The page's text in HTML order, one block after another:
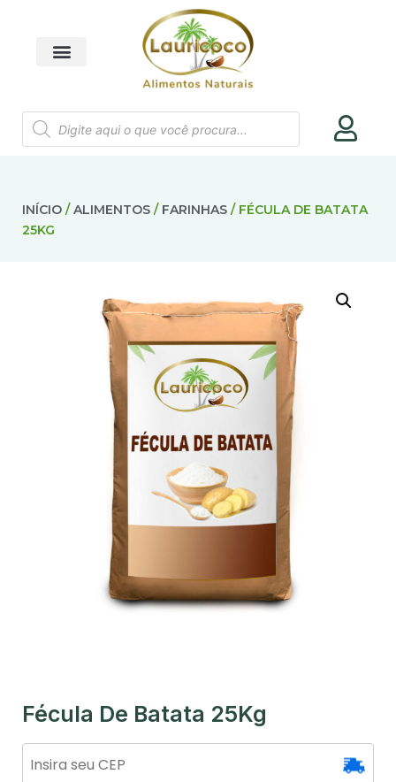
INÍCIO /ALIMENTOS / FARINHAS / FÉCULA DE BATATA
25KG
Fécula De Batata 25Kg